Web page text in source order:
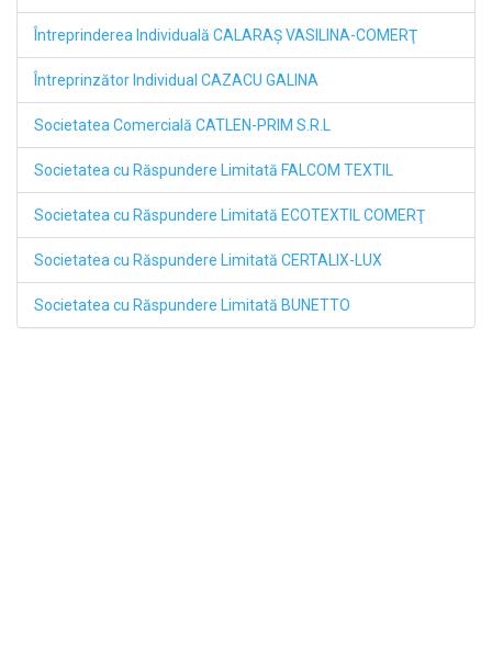
Întreprinderea Individuală CALARAŞ VASILINA-COMERŢ
Întreprinzător Individual CAZACU GALINA
Societatea Comercială CATLEN-PRIM S.R.L
Societatea cu Răspundere Limitată FALCOM TEXTIL
Societatea cu Răspundere Limitată ECOTEXTIL COMERŢ
Societatea cu Răspundere Limitată CERTALIX-LUX
Societatea cu Răspundere Limitată BUNETTO